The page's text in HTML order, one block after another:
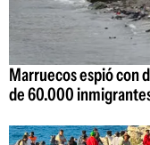
Marruecos espió con
de 60.000